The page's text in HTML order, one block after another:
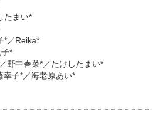
たまい*
*／Reika*
*
野中春菜*／たけしたまい*
幸子*／海老原あい*